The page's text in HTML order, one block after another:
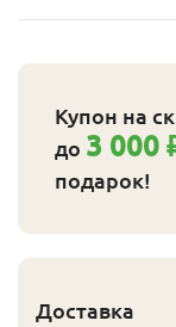
Купон на
до 3 000
подарок!
Доставка